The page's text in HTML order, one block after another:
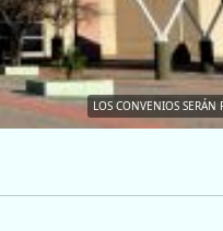
LOS CONVENIOS SERÁN